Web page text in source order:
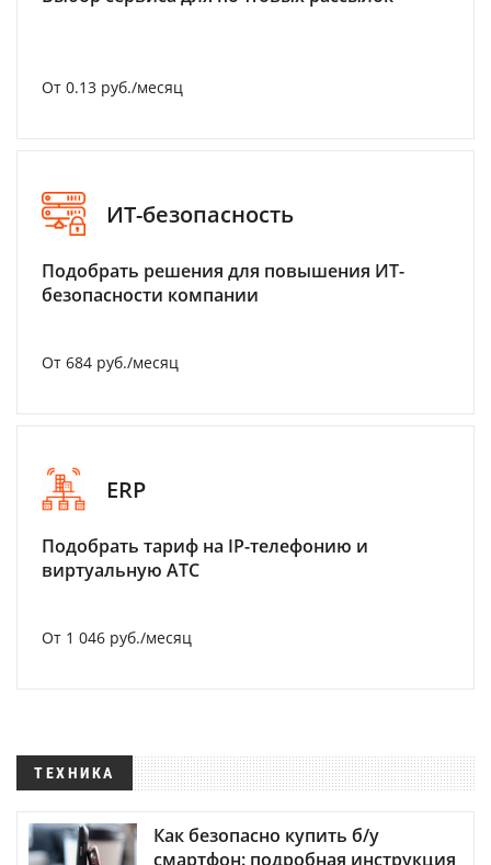
От 0.13 руб./месяц
ИТ-безопасность
Подобрать решения для повышения ИТ-
безопасности компании
От 684 руб./месяц
ERP
Подобрать тариф на IP-телефонию и
виртуальную АТС
От 1 046 руб./месяц
ТЕХНИКА
Как безопасно купить б/у
смартфон: подробная инструкция